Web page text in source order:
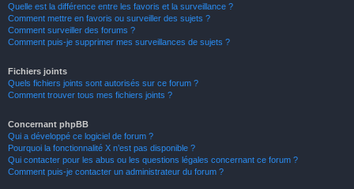
Quelle est la différence entre les favoris et la surveillance ?
Comment mettre en favoris ou surveiller des sujets ?
Comment surveiller des forums ?
Comment puis-je supprimer mes surveillances de sujets ?
Fichiers joints
Quels fichiers joints sont autorisés sur ce forum ?
Comment trouver tous mes fichiers joints ?
Concernant phpBB
Qui a développé ce logiciel de forum ?
Pourquoi la fonctionnalité X n’est pas disponible ?
Qui contacter pour les abus ou les questions légales concernant ce forum ?
Comment puis-je contacter un administrateur du forum ?